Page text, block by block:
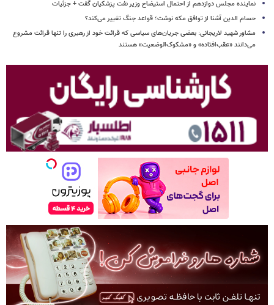
نماینده مجلس دوازدهم از احتمال استیضاح وزیر نفت پزشکیان گفت + جزئیات
حسام الدین آشنا از توافق مکه نوشت؛ قواعد جنگ تغییر می‌کند؟
مشاور شهید لاریجانی: بعضی جریان‌های سیاسی که قرائت خود از رهبری را تنها قرائت مشروع
می‌دانند «عقب‌افتاده» و «مشکوک‌الوضعیت» هستند